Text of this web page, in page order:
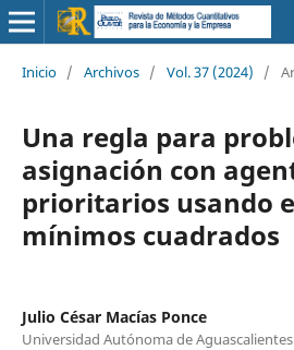
Inicio / Archivos / Vol. 37 (2024) /
Una regla para
asignación con
prioritarios usando
mínimos cuadrados
Julio César Macías Ponce
Universidad Autónoma de Aguascalientes